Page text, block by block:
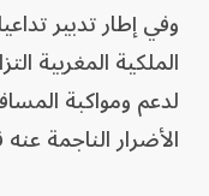
وفي إطار تدبير
الملكية المغربية
لدعم ومواكبة
الأضرار الناجمة